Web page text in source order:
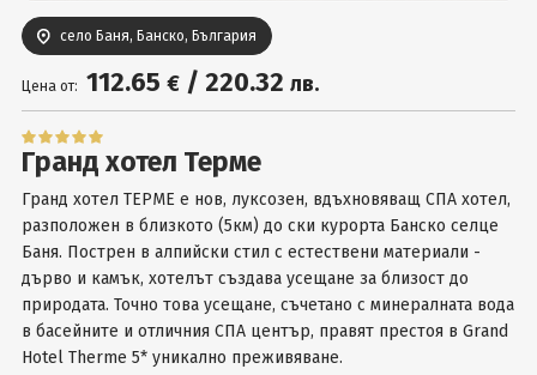
село Баня, Банско, България
Цена от: 112.65 € / 220.32 лв.
Гранд хотел Терме
Гранд хотел ТЕРМЕ е нов, луксозен, вдъхновяващ СПА хотел,
разположен в близкото (5км) до ски курорта Банско селце
Баня. Пострен в алпийски стил с естествени материали -
дърво и камък, хотелът създава усещане за близост до
природата. Точно това усещане, съчетано с минералната вода
в басейните и отличния СПА център, правят престоя в Grand
Hotel Therme 5* уникално преживяване.